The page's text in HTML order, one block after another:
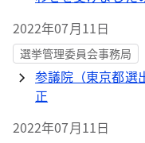
2022年07月11日
選挙管理委員会事務局
参議院（東京都
正
2022年07月11日